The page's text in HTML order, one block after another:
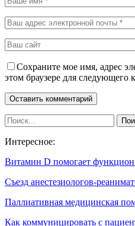
Сохраните мое имя, адрес
этом браузере для следующего
Интересное:
Витамин D помогает
Съезд анестезиологов-
Паллиативная медицинская
Как коммуницировать с